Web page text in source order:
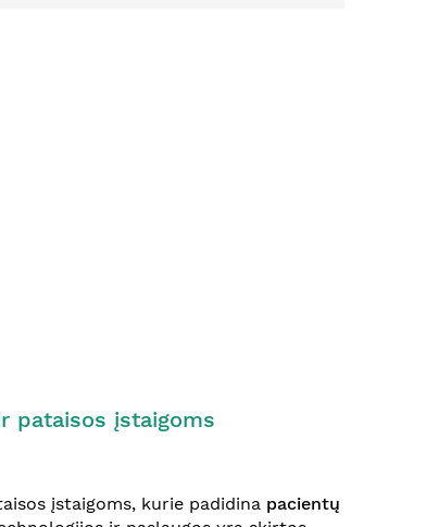
pataisos įstaigoms
įstaigoms, kurie padidina pacientų